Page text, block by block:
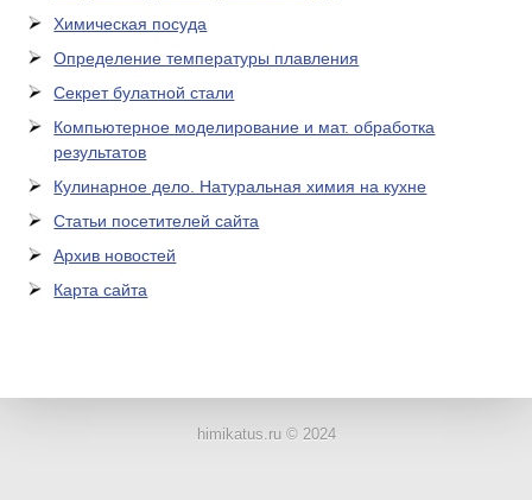
Химическая посуда
Определение температуры плавления
Секрет булатной стали
Компьютерное моделирование и мат. обработка
результатов
Кулинарное дело. Натуральная химия на кухне
Статьи посетителей сайта
Архив новостей
Карта сайта
himikatus.ru © 2024